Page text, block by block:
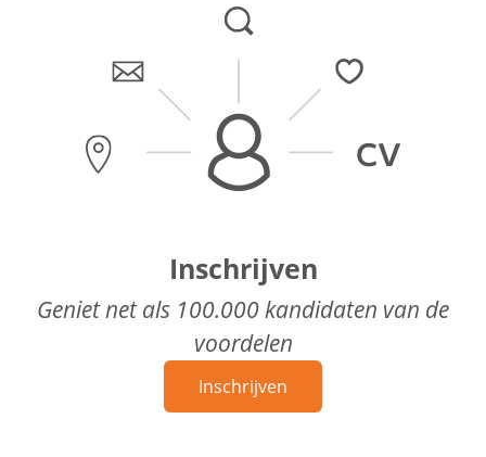
Inschrijven
Geniet net als 100.000 kandidaten van de
voordelen
Inschrijven